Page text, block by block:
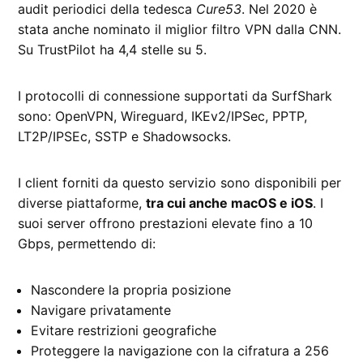
audit periodici della tedesca Cure53. Nel 2020 è
stata anche nominato il miglior filtro VPN dalla CNN.
Su TrustPilot ha 4,4 stelle su 5.
I protocolli di connessione supportati da SurfShark
sono: OpenVPN, Wireguard, IKEv2/IPSec, PPTP,
LT2P/IPSEc, SSTP e Shadowsocks.
I client forniti da questo servizio sono disponibili per
diverse piattaforme,tra cui anche macOS e iOS. I
suoi server offrono prestazioni elevate fino a 10
Gbps, permettendo di:
Nascondere la propria posizione
Navigare privatamente
Evitare restrizioni geografiche
Proteggere la navigazione con la cifratura a 256